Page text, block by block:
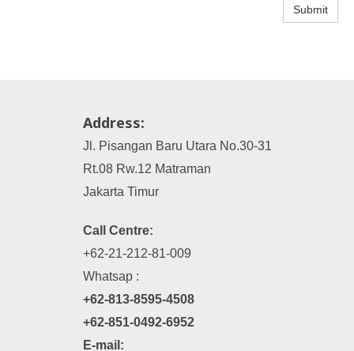
Submit
Address:
Jl. Pisangan Baru Utara No.30-31
Rt.08 Rw.12 Matraman
Jakarta Timur
Call Centre:
+62-21-212-81-009
Whatsap :
+62-813-8595-4508
+62-851-0492-6952
E-mail: